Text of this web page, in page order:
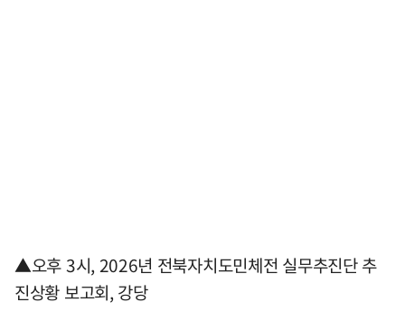
▲오후 3시, 2026년 전북자치도민체전 실무추진단 추
진상황 보고회, 강당